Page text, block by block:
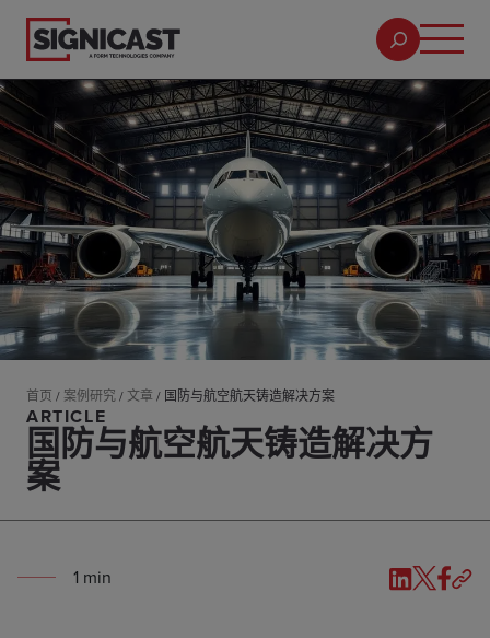
首页 / 案例研究/ 文章 / 国防与航空航天铸造解决方案
ARTICLE
国防与航空航天铸造解决方
案
1 min